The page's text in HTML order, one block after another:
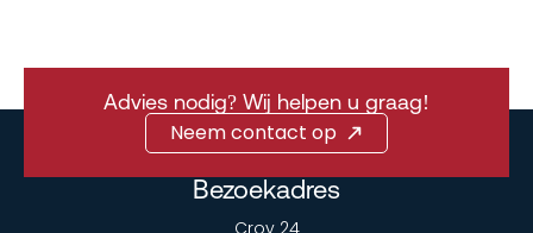
Advies nodig? Wij helpen u graag!
Neem contact op
Bezoekadres